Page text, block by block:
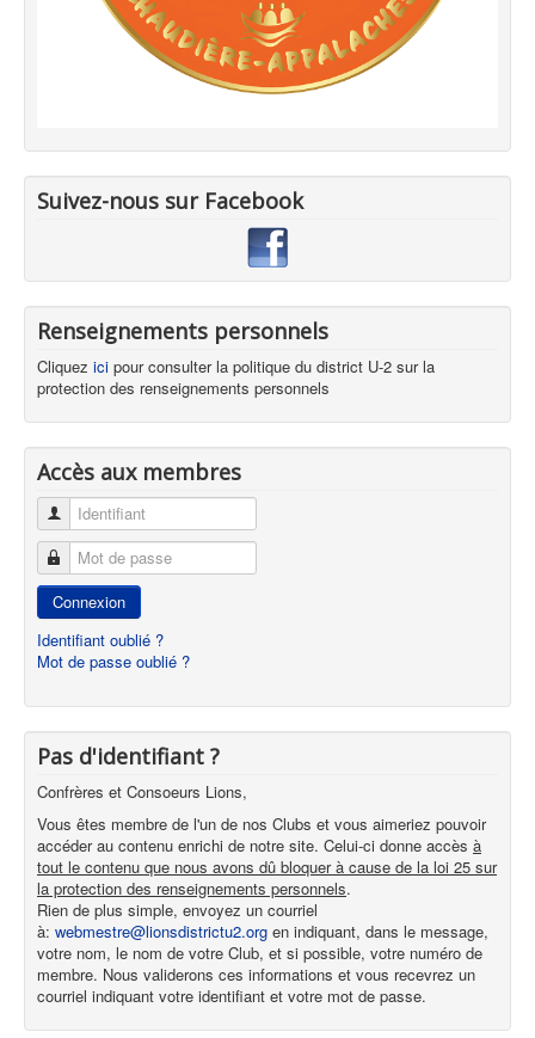
Suivez-nous sur Facebook
Renseignements personnels
Cliquez ici pour consulter la politique du district U-2 sur la
protection des renseignements personnels
Accès aux membres
Identifiant
Mot de passe
Connexion
Identifiant oublié ?
Mot de passe oublié ?
Pas d'identifiant ?
Confrères et Consoeurs Lions,
Vous êtes membre de l'un de nos Clubs et vous aimeriez pouvoir
accéder au contenu enrichi de notre site. Celui-ci donne accès à
tout le contenu que nous avons dû bloquer à cause de la loi 25 sur
la protection des renseignements personnels.
Rien de plus simple, envoyez un courriel
à: webmestre@lionsdistrictu2.org en indiquant, dans le message,
votre nom, le nom de votre Club, et si possible, votre numéro de
membre. Nous validerons ces informations et vous recevrez un
courriel indiquant votre identifiant et votre mot de passe.